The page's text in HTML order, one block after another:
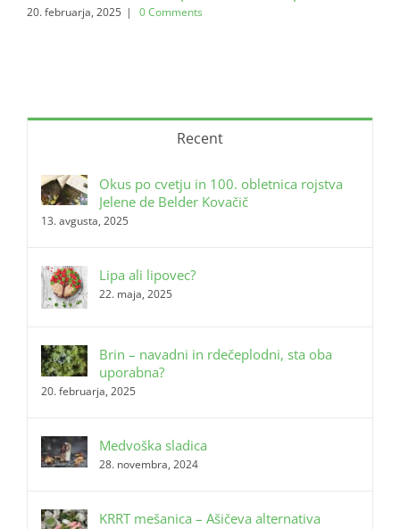
20. februarja, 2025 | 0 Comments
Recent
Okus po cvetju in 100. obletnica rojstva
Jelene de Belder Kovačič
13. avgusta, 2025
Lipa ali lipovec?
22. maja, 2025
Brin – navadni in rdečeplodni, sta oba
uporabna?
20. februarja, 2025
Medvoška sladica
28. novembra, 2024
KRRT mešanica – Ašičeva alternativa